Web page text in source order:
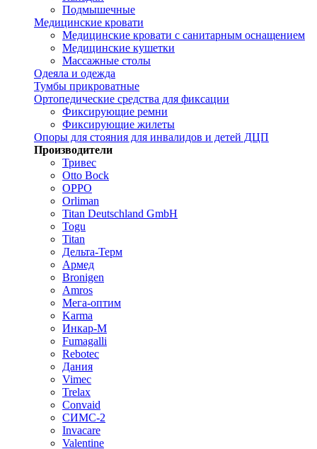
Подмышечные
Медицинские кровати
Медицинские кровати с санитарным оснащением
Медицинские кушетки
Массажные столы
Одеяла и одежда
Тумбы прикроватные
Ортопедические средства для фиксации
Фиксирующие ремни
Фиксирующие жилеты
Опоры для стояния для инвалидов и детей ДЦП
Производители
Тривес
Otto Bock
OPPO
Orliman
Titan Deutschland GmbH
Togu
Titan
Дельта-Терм
Армед
Bronigen
Amros
Мега-оптим
Karma
Инкар-М
Fumagalli
Rebotec
Дания
Vimec
Trelax
Convaid
СИМС-2
Invacare
Valentine